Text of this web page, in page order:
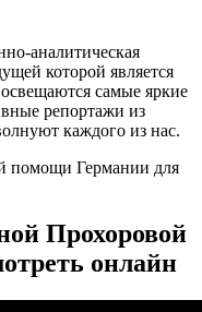
аналитическая
которой является
самые яркие
репортажи из
каждого из нас.
помощи Германии для
Прохоровой
онлайн